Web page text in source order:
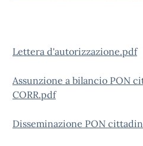
Lettera d'autorizzazione.pdf
Assunzione a bilancio PON
CORR.pdf
Disseminazione PON